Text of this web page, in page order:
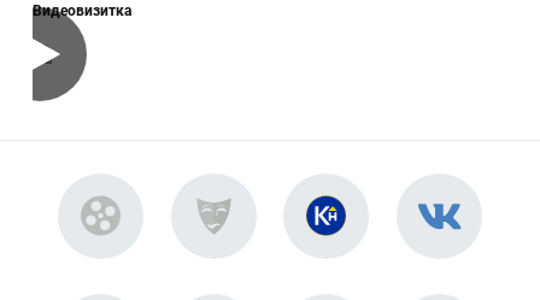
Видеовизитка